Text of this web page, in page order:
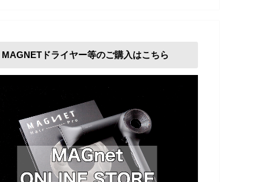
MAGNETドライヤー等のご購入はこちら